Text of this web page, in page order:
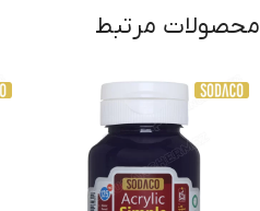
محصولات مرتبط